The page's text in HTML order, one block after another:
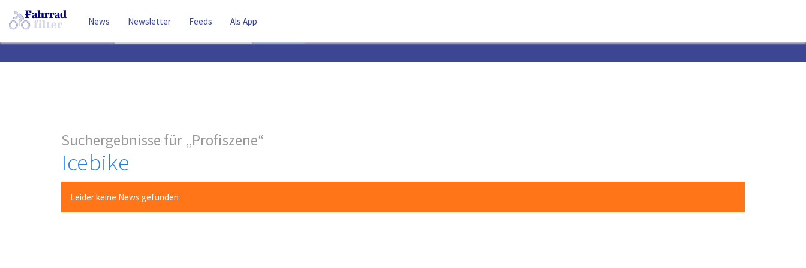
News Newsletter Feeds
Als App
Suchergebnisse für Profiszene
Icebike
Leider keine News gefunden